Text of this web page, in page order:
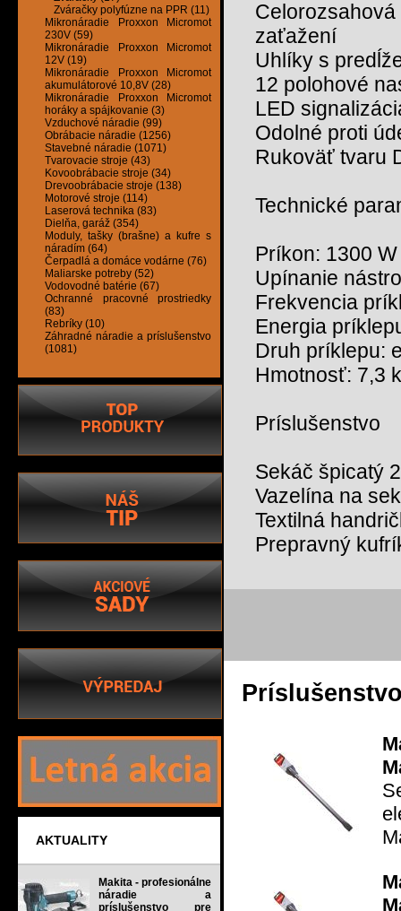
Zváračky polyfúzne na PPR (11)
Mikronáradie Proxxon Micromot
230V (59)
Mikronáradie Proxxon Micromot
12V (19)
Mikronáradie Proxxon Micromot
akumulátorové 10,8V (28)
Mikronáradie Proxxon Micromot
horáky a spájkovanie (3)
Vzduchové náradie (99)
Obrábacie náradie (1256)
Stavebné náradie (1071)
Tvarovacie stroje (43)
Kovoobrábacie stroje (34)
Drevoobrábacie stroje (138)
Motorové stroje (114)
Laserová technika (83)
Dielňa, garáž (354)
Moduly, tašky (brašne) a kufre s
náradím (64)
Čerpadlá a domáce vodárne (76)
Maliarske potreby (52)
Vodovodné batérie (67)
Ochranné pracovné prostriedky
(83)
Rebríky (10)
Záhradné náradie a príslušenstvo
(1081)
AKTUALITY
Makita - profesionálne
náradie a
príslušenstvo pre
zaťažení
Uhlíky s
12 polohové
LED
Odolné proti
Rukoväť tvaru
Technické
Príkon: 1300 W
Upínanie
Frekvencia
Energia
Druh príklepu:
Hmotnosť: 7,3
Príslušenstvo
Sekáč špicatý
Vazelína na
Textilná
Prepravný